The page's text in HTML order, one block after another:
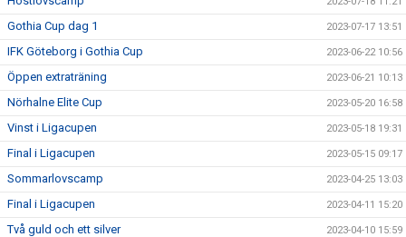
Gothia Cup dag 1 2023-07-17 13:51
IFK Göteborg i Gothia Cup 2023-06-22 10:56
Öppen extraträning 2023-06-21 10:13
Nörhalne Elite Cup 2023-05-20 16:58
Vinst i Ligacupen 2023-05-18 19:31
Final i Ligacupen 2023-05-15 09:17
Sommarlovscamp 2023-04-25 13:03
Final i Ligacupen 2023-04-11 15:20
Två guld och ett silver 2023-04-10 15:59